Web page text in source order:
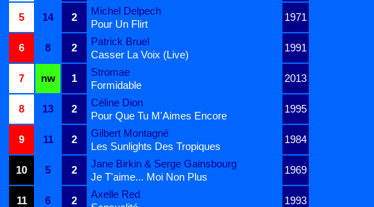
5
14 2
Michel Delpech
1971
Pour Un Flirt
6
8 2
Patrick Bruel
1991
Casser La Voix (Live)
7
nw 1
Stromae
2013
Formidable
8
13 2
Céline Dion
1995
Pour Que Tu M'Aimes Encore
9
11 2
Gilbert Montagné
1984
Les Sunlights Des Tropiques
10
5 2
Jane Birkin & Serge Gainsbourg
1969
Je T'aime... Moi Non Plus
11
6 2
Axelle Red
1993